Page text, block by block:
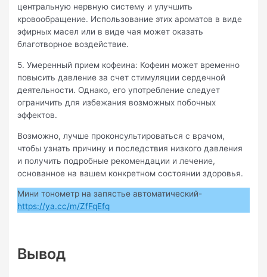
центральную нервную систему и улучшить
кровообращение. Использование этих ароматов в виде
эфирных масел или в виде чая может оказать
благотворное воздействие.
5. Умеренный прием кофеина: Кофеин может временно
повысить давление за счет стимуляции сердечной
деятельности. Однако, его употребление следует
ограничить для избежания возможных побочных
эффектов.
Возможно, лучше проконсультироваться с врачом,
чтобы узнать причину и последствия низкого давления
и получить подробные рекомендации и лечение,
основанное на вашем конкретном состоянии здоровья.
Мини тонометр на запястье автоматический-
https://ya.cc/m/ZfFqEfq
Вывод